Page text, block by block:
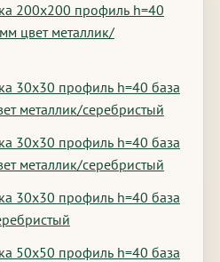
200х200 профиль h=40
цвет металлик/
30х30 профиль h=40 база
металлик/серебристый
30х30 профиль h=40 база
металлик/серебристый
30х30 профиль h=40 база
50х50 профиль h=40 база